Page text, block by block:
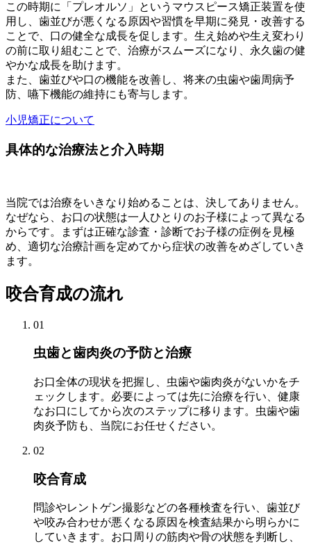
この時期に「プレオルソ」というマウスピース矯正装置を使
用し、歯並びが悪くなる原因や習慣を早期に発見・改善する
ことで、口の健全な成長を促します。生え始めや生え変わり
の前に取り組むことで、治療がスムーズになり、永久歯の健
やかな成長を助けます。
また、歯並びや口の機能を改善し、将来の虫歯や歯周病予
防、嚥下機能の維持にも寄与します。
小児矯正について
具体的な治療法と介入時期
当院では治療をいきなり始めることは、決してありません。
なぜなら、お口の状態は一人ひとりのお子様によって異なる
からです。まずは正確な診査・診断でお子様の症例を見極
め、適切な治療計画を定めてから症状の改善をめざしていき
ます。
咬合育成の流れ
01
虫歯と歯肉炎の予防と治療
お口全体の現状を把握し、虫歯や歯肉炎がないかをチ
ェックします。必要によっては先に治療を行い、健康
なお口にしてから次のステップに移ります。虫歯や歯
肉炎予防も、当院にお任せください。
02
咬合育成
問診やレントゲン撮影などの各種検査を行い、歯並び
や咬み合わせが悪くなる原因を検査結果から明らかに
していきます。お口周りの筋肉や骨の状態を判断し、